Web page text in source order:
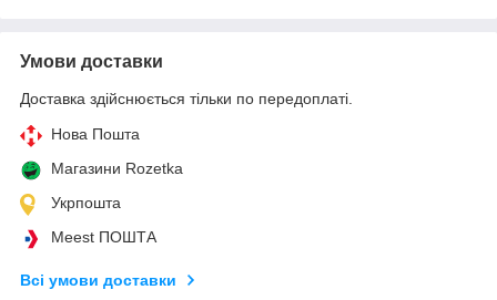
Умови доставки
Доставка здійснюється тільки по передоплаті.
Нова Пошта
Магазини Rozetka
Укрпошта
Meest ПОШТА
Всі умови доставки